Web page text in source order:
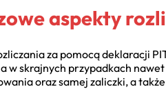
aspekty
za pomocą deklaracji
w skrajnych przypadkach
oraz samej zaliczki, a